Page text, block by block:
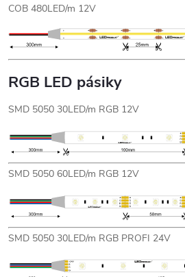
COB 480LED/m 12V
RGB LED pásiky
SMD 5050 30LED/m RGB 12V
SMD 5050 60LED/m RGB 12V
SMD 5050 30LED/m RGB PROFI 24V